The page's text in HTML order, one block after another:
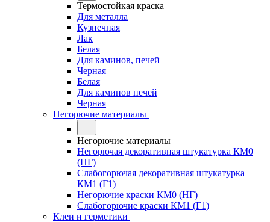
Термостойкая краска
Для металла
Кузнечная
Лак
Белая
Для каминов, печей
Черная
Белая
Для каминов печей
Черная
Негорючие материалы
Негорючие материалы
Негорючая декоративная штукатурка КМ0
(НГ)
Слабогорючая декоративная штукатурка
КМ1 (Г1)
Негорючие краски КМ0 (НГ)
Слабогорючие краски КМ1 (Г1)
Клеи и герметики